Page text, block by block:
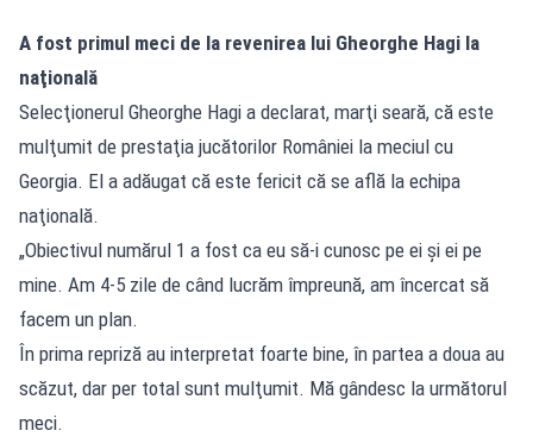
A fost primul meci de la revenirea lui Gheorghe Hagi la
naţională
Selecţionerul Gheorghe Hagi a declarat, marţi seară, că este
mulţumit de prestaţia jucătorilor României la meciul cu
Georgia. El a adăugat că este fericit că se află la echipa
naţională.
„Obiectivul numărul 1 a fost ca eu să-i cunosc pe ei şi ei pe
mine. Am 4-5 zile de când lucrăm împreună, am încercat să
facem un plan.
În prima repriză au interpretat foarte bine, în partea a doua au
scăzut, dar per total sunt mulţumit. Mă gândesc la următorul
meci.